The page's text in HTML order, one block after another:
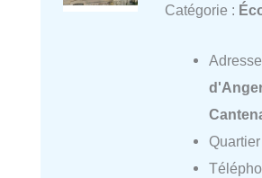
Catégorie :
Quartier